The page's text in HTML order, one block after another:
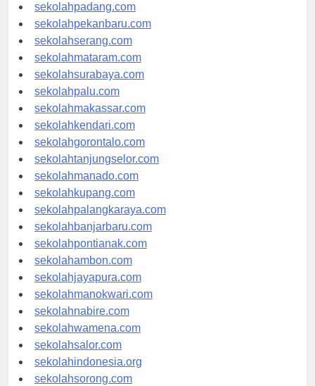
sekolahpadang.com
sekolahpekanbaru.com
sekolahserang.com
sekolahmataram.com
sekolahsurabaya.com
sekolahpalu.com
sekolahmakassar.com
sekolahkendari.com
sekolahgorontalo.com
sekolahtanjungselor.com
sekolahmanado.com
sekolahkupang.com
sekolahpalangkaraya.com
sekolahbanjarbaru.com
sekolahpontianak.com
sekolahambon.com
sekolahjayapura.com
sekolahmanokwari.com
sekolahnabire.com
sekolahwamena.com
sekolahsalor.com
sekolahindonesia.org
sekolahsorong.com